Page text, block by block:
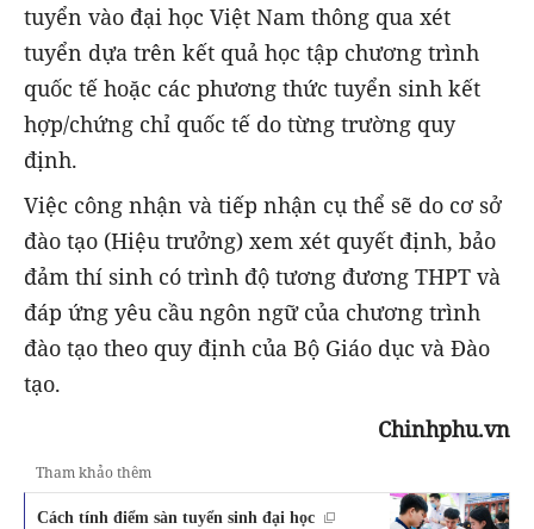
tuyển vào đại học Việt Nam thông qua xét
tuyển dựa trên kết quả học tập chương trình
quốc tế hoặc các phương thức tuyển sinh kết
hợp/chứng chỉ quốc tế do từng trường quy
định.
Việc công nhận và tiếp nhận cụ thể sẽ do cơ sở
đào tạo (Hiệu trưởng) xem xét quyết định, bảo
đảm thí sinh có trình độ tương đương THPT và
đáp ứng yêu cầu ngôn ngữ của chương trình
đào tạo theo quy định của Bộ Giáo dục và Đào
tạo.
Chinhphu.vn
Tham khảo thêm
Cách tính điểm sàn tuyển sinh đại học